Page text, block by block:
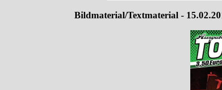
Bildmaterial/Textmaterial -